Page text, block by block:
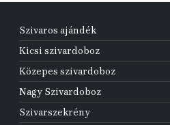
Szivaros ajándék
Kicsi szivardoboz
Közepes szivardoboz
Nagy Szivardoboz
Szivarszekrény